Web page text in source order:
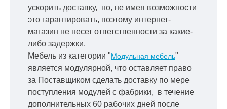
ускорить доставку, но, не имея возможности
это гарантировать, поэтому интернет-
магазин не несет ответственности за какие-
либо задержки.
Мебель из категории "Модульная мебель"
является модулярной, что оставляет право
за Поставщиком сделать доставку по мере
поступления модулей с фабрики, в течение
дополнительных 60 рабочих дней после